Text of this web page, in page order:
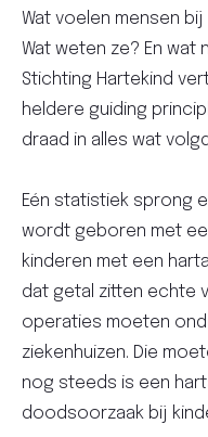
Wat voelen mensen
Wat weten ze? En
Stichting Hartekind
heldere guiding
draad in alles wat
Eén statistiek sprong
wordt geboren met
kinderen met een
dat getal zitten echte
operaties moeten
ziekenhuizen. Die
nog steeds is een
doodsoorzaak bij